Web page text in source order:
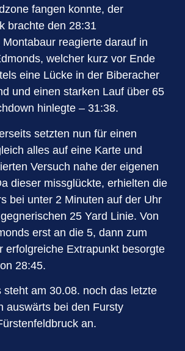
fangen konnte, der
brachte den 28:31
reagierte darauf in
welcher kurz vor Ende
eine Lücke in der Biberacher
und einen starken Lauf über 65
hinlegte – 31:38.
setzten nun für einen
alles auf eine Karte und
Versuch nahe der eigenen
dieser missglückte, erhielten die
bei unter 2 Minuten auf der Uhr
25 Yard Linie. Von
erst an die 5, dann zum
erfolgreiche Extrapunkt besorgte
28:45.
steht am 30.08. noch das letzte
auswärts bei den Fursty
an.